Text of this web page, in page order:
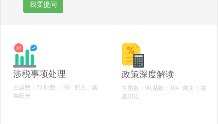
我要提问
涉税事项处理
主题数：73,贴数：106
舵主：鑫
鑫阳光
政策深度解读
主题数：90,贴数：104
舵主：鑫
鑫阳光